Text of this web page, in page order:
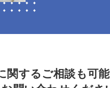
関するご相談も可能